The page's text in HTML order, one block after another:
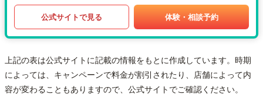
公式サイトで見る 体験・相談予約
上記の表は公式サイトに記載の情報をもとに作成しています。時期
によっては、キャンペーンで料金が割引されたり、店舗によって内
容が変わることもありますので、公式サイトでご確認ください。